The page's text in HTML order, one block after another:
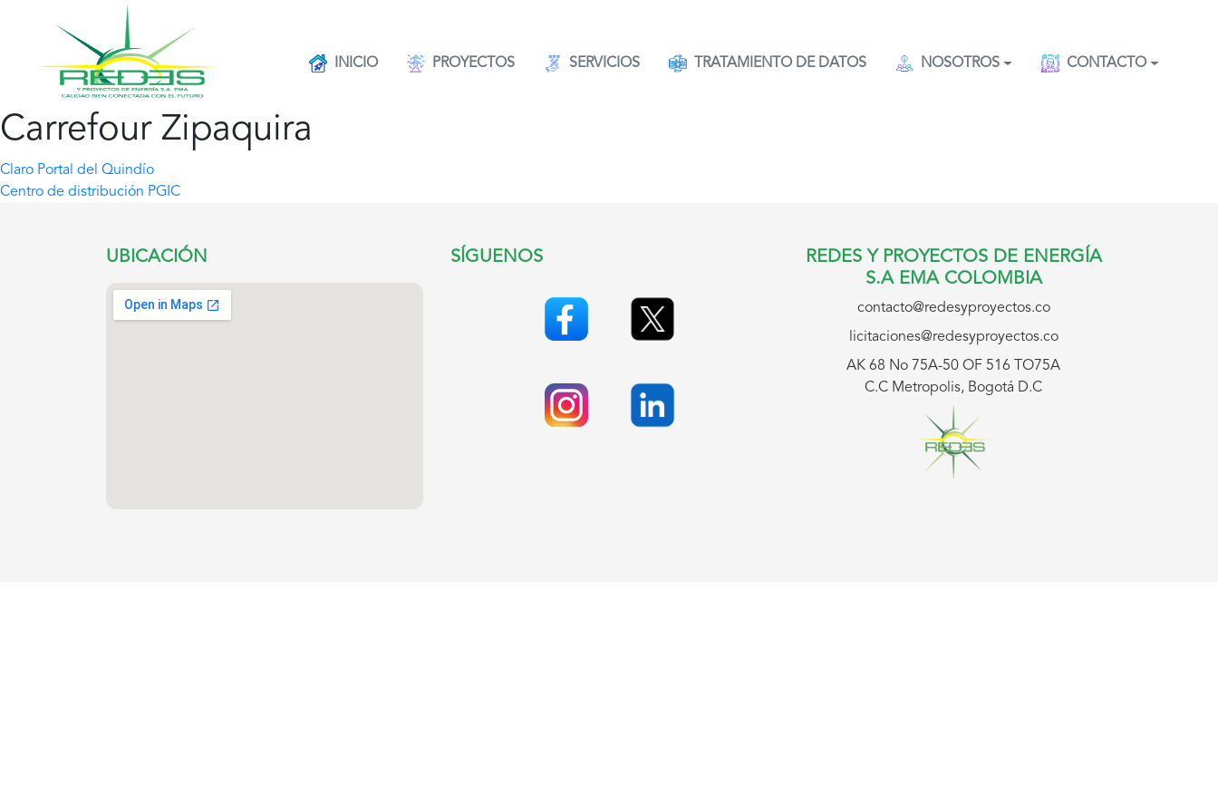
INICIO PROYECTOS SERVICIOS TRATAMIENTO DE DATOS NOSOTROS CONTACTO
Carrefour Zipaquira
Navegación
entradas
Claro Portal del Quindío
Centro de distribución PGIC
UBICACIÓN SÍGUENOS
REDES Y PROYECTOS DE ENERGÍA
S.A EMA COLOMBIA
contacto@redesyproyectos.co
licitaciones@redesyproyectos.co
AK 68 No 75A-50 OF 516 TO75A
C.C Metropolis, Bogotá D.C